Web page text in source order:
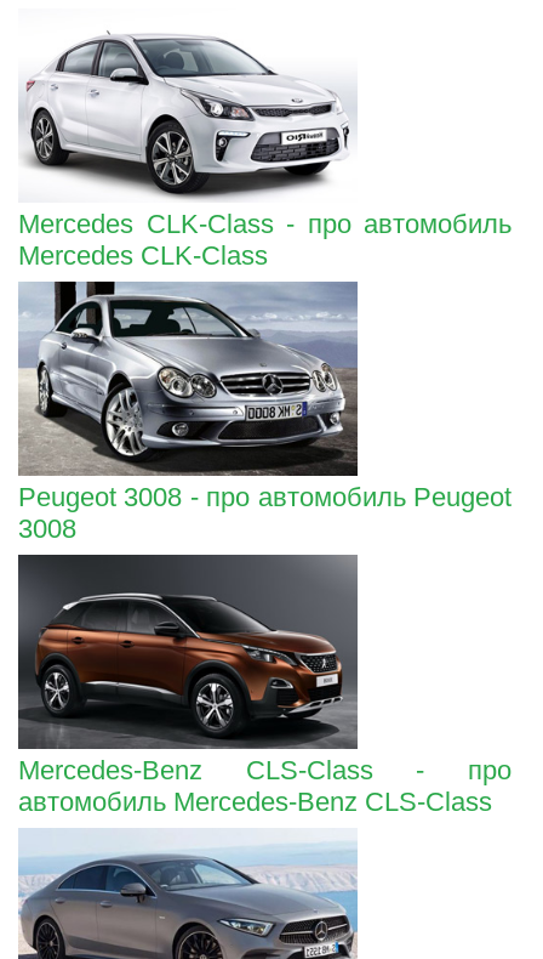
Mercedes CLK-Class - про автомобиль
Mercedes CLK-Class
Peugeot 3008 - про автомобиль Peugeot
3008
Mercedes-Benz CLS-Class - про
автомобиль Mercedes-Benz CLS-Class